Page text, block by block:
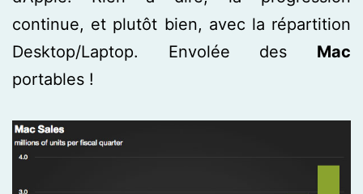
continue, et plutôt bien, avec la répartition
Desktop/Laptop. Envolée des Mac
portables !